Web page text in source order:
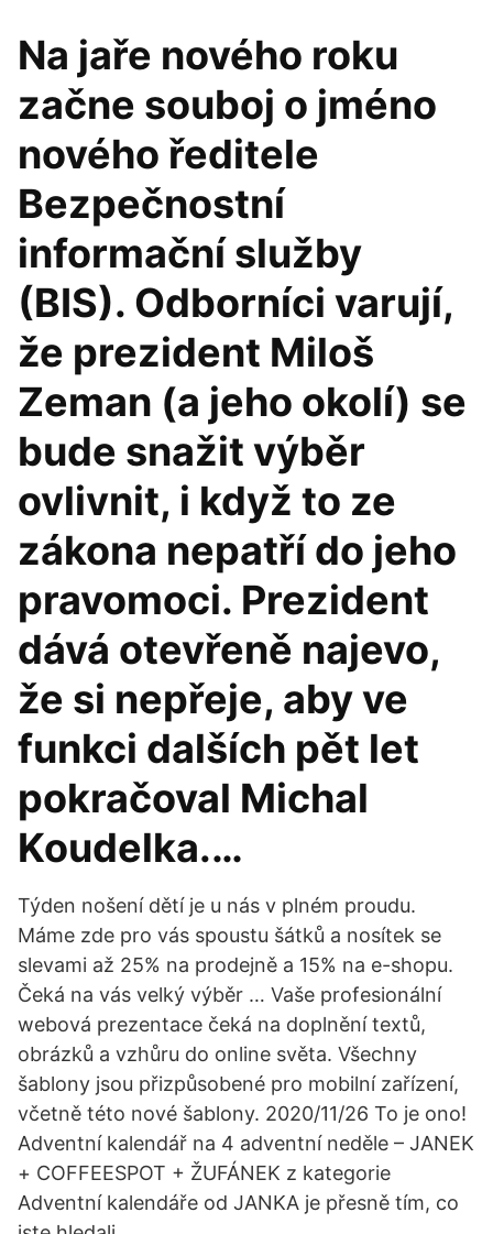
Na jaře nového roku
začne souboj o jméno
nového ředitele
Bezpečnostní
informační služby
(BIS). Odborníci varují,
že prezident Miloš
Zeman (a jeho okolí) se
bude snažit výběr
ovlivnit, i když to ze
zákona nepatří do jeho
pravomoci. Prezident
dává otevřeně najevo,
že si nepřeje, aby ve
funkci dalších pět let
pokračoval Michal
Koudelka.…
Týden nošení dětí je u nás v plném proudu.
Máme zde pro vás spoustu šátků a nosítek se
slevami až 25% na prodejně a 15% na e-shopu.
Čeká na vás velký výběr … Vaše profesionální
webová prezentace čeká na doplnění textů,
obrázků a vzhůru do online světa. Všechny
šablony jsou přizpůsobené pro mobilní zařízení,
včetně této nové šablony. 2020/11/26 To je ono!
Adventní kalendář na 4 adventní neděle – JANEK
+ COFFEESPOT + ŽUFÁNEK z kategorie
Adventní kalendáře od JANKA je přesně tím, co